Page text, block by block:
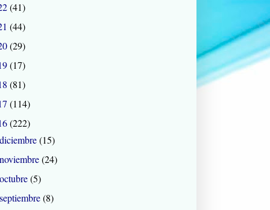
(41)
(44)
(29)
(17)
(81)
(114)
(222)
diciembre(15)
noviembre(24)
octubre(5)
septiembre(8)